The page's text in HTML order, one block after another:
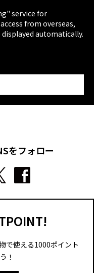
service for
from overseas,
automatically.
をフォロー
で使える1000ポイント
！